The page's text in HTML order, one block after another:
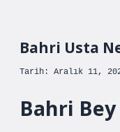
Bahri Usta
Tarih: Aralık 11,
Bahri